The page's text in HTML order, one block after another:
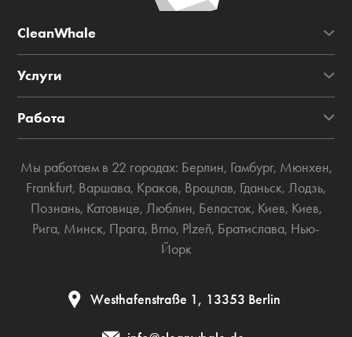
CleanWhale
Услуги
Работа
Мы работаем в 22 городах: Берлин, Гамбург, Мюнхен,
Frankfurt, Варшава, Краков, Вроцлав, Гданьск, Лодзь,
Познань, Катовице, Люблин, Беласток, Киев, Киев,
Рига, Минск, Прага, Brno, Plzeň, Братислава, Нью-
Йорк
Westhafenstraße 1, 13353 Berlin